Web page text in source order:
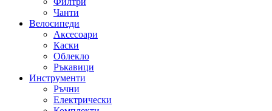
Чанти
Велосипеди
Аксесоари
Каски
Облекло
Ръкавици
Инструменти
Ръчни
Електрически